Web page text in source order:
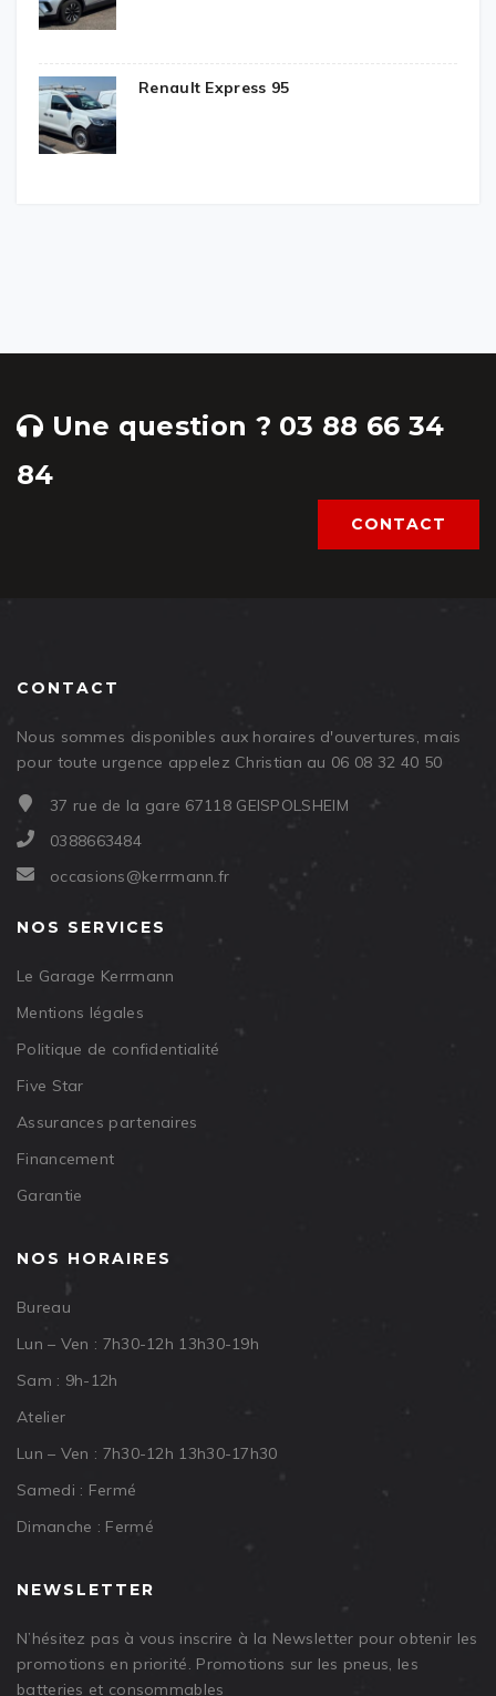
Renault Express 95
Une question ? 03 88 66 34
84
CONTACT
CONTACT
Nous sommes disponibles aux horaires d'ouvertures, mais
pour toute urgence appelez Christian au 06 08 32 40 50
37 rue de la gare 67118 GEISPOLSHEIM
0388663484
occasions@kerrmann.fr
NOS SERVICES
Le Garage Kerrmann
Mentions légales
Politique de confidentialité
Five Star
Assurances partenaires
Financement
Garantie
NOS HORAIRES
Bureau
Lun – Ven : 7h30-12h 13h30-19h
Sam : 9h-12h
Atelier
Lun – Ven : 7h30-12h 13h30-17h30
Samedi : Fermé
Dimanche : Fermé
NEWSLETTER
N’hésitez pas à vous inscrire à la Newsletter pour obtenir les
promotions en priorité. Promotions sur les pneus, les
batteries et consommables